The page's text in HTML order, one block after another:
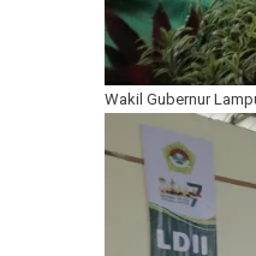
Wakil Gubernur